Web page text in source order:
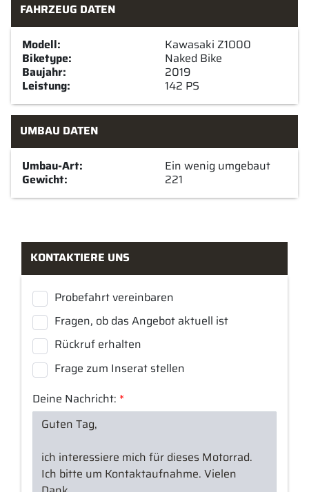
FAHRZEUG DATEN
Modell:
Kawasaki Z1000
Biketype:
Naked Bike
Baujahr:
2019
Leistung:
142 PS
UMBAU DATEN
Umbau-Art:
Ein wenig umgebaut
Gewicht:
221
KONTAKTIERE UNS
Probefahrt vereinbaren
Fragen, ob das Angebot aktuell ist
Rückruf erhalten
Frage zum Inserat stellen
Deine Nachricht: *